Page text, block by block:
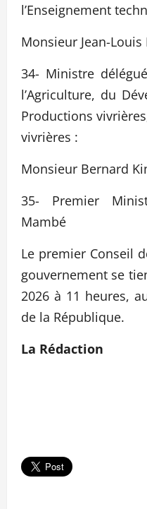
l’Enseignement
Monsieur Jean-
34- Ministre
l’Agriculture, du
Productions
vivrières :
Monsieur Bernard
35- Premier
Mambé
Le premier Conseil
gouvernement se
2026 à 11 heures,
de la République.
La Rédaction